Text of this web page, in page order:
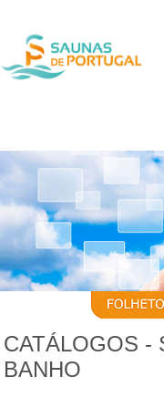
CATÁLOGOS -
BANHO